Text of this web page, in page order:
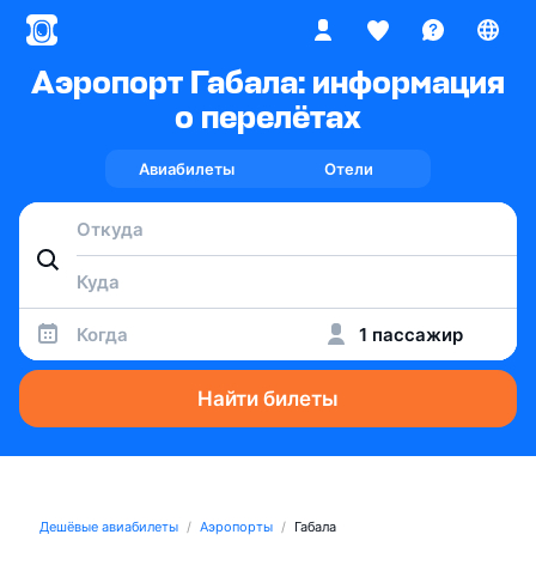
Аэропорт Габала: информация
о перелётах
Авиабилеты Отели
Когда 1 пассажир
Найти билеты
Дешёвые авиабилеты Аэропорты Габала